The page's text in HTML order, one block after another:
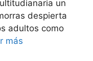
un
despierta
adultos como
más